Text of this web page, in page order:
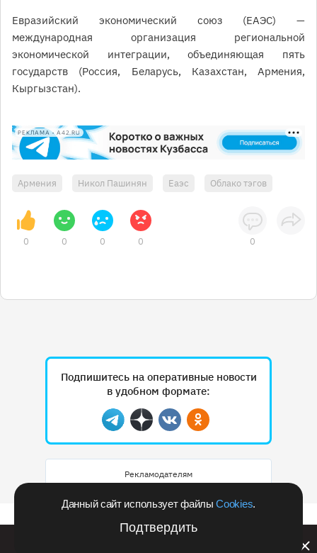
Данный сайт использует файлыCookies.
Подтвердить
Евразийский экономический союз (ЕАЭС) —
международная организация региональной
экономической интеграции, объединяющая пять
государств (Россия, Беларусь, Казахстан, Армения,
Кыргызстан).
РЕКЛАМА • A42.RU
Армения Никол Пашинян Еаэс Облако тэгов
0 0 0 0 0
Подпишитесь на оперативные новости
в удобном формате:
Telegram
ДзенВконтактеОдноклассники
Рекламодателям
Билайн запустил в Кемеровской области акцию с